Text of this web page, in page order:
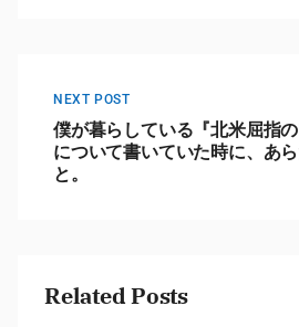
NEXT POST
僕が暮らしている『北米屈指の
について書いていた時に、あ
と。
Related Posts